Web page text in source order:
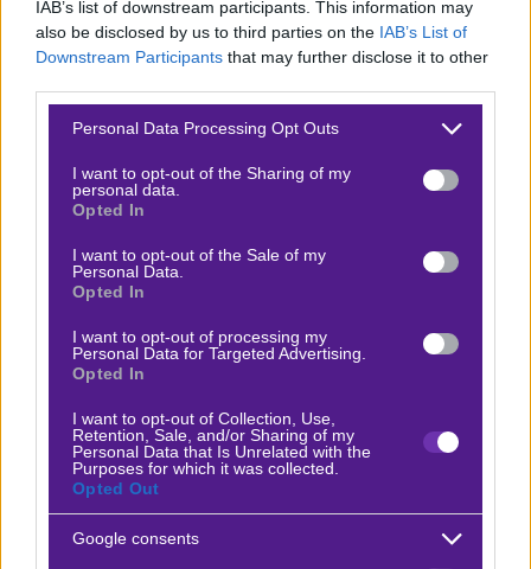
IAB’s list of downstream participants. This information may
also be disclosed by us to third parties on the IAB’s List of
Downstream Participants that may further disclose it to other
Please note that this website/app uses one or more Google
not limited to your visit or usage behaviour. You may click to
grant or deny consent to Google and its third-party tags to
use your data for below specified purposes in below Google
consent section.
Personal Data Processing Opt Outs
I want to opt-out of the Sharing of my
personal data.
Opted In
I want to opt-out of the Sale of my
Personal Data.
Opted In
I want to opt-out of processing my
Personal Data for Targeted Advertising.
Opted In
I want to opt-out of Collection, Use,
Retention, Sale, and/or Sharing of my
Personal Data that Is Unrelated with the
Purposes for which it was collected.
Opted Out
Google consents
Στον αντίποδα, ηπρωταθλήτρια Τσέλσιπαίζει το
βαθμούς, θα παραμείνει ουσιαστικά «ζωντανή» στη
διαφορά και θα συνεχίσει να ελπίζει. Οι δύο ομάδες
αναμετρήθηκαν πολύ πρόσφατα καθώς πριν από λίγες
ημέρες, στις 21 Ιανουαρίου, συναντήθηκαν για το
Women’s League Cup
συνέχεια του θεσμού.
σκόρερ της περσινής σεζόν στο αγγλικό πρωτάθλημα, η
οποία τον περασμένο Δεκέμβριο ξεπέρασε το φράγμα
100 γκολ, αποτελώντας σταθερό σημείο
αναφοράς στην επιθετική λειτουργία της ομάδας.